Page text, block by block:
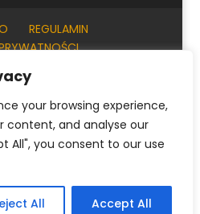
your browsing experience,
content, and analyse our
All", you consent to our use
All Accept All
REGULAMIN
House 2023
( Francuski